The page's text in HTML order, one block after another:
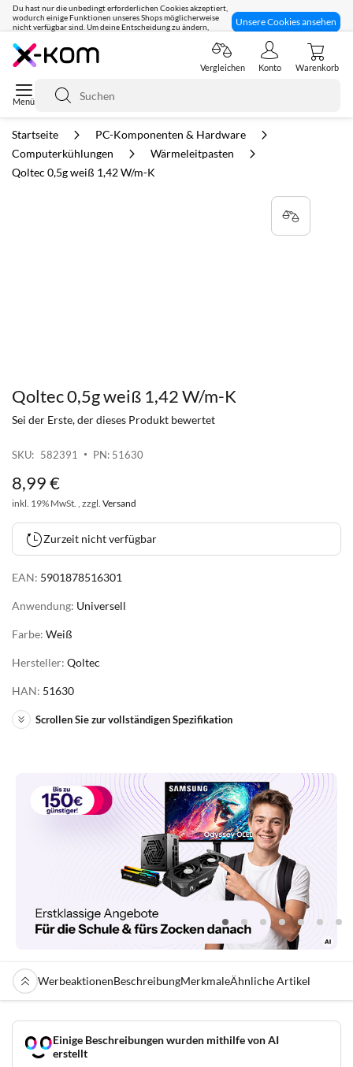
Du hast nur die unbedingt erforderlichen Cookies akzeptiert,
wodurch einige Funktionen unseres Shops möglicherweise
nicht verfügbar sind. Um deine Entscheidung zu ändern,
Unsere Cookies ansehen
Seit 8 Jahren für dich da!
Suche
Vergleichen Konto Warenkorb
Startseite
PC-Komponenten & Hardware
Computerkühlungen
Wärmeleitpasten
Qoltec 0,5g weiß 1,42 W/m-K
Qoltec 0,5g weiß 1,42 W/m-K
SKU 582391 PN: 51630
Sei der Erste, der dieses Produkt bewertet
EAN: 5901878516301
Anwendung: Universell
Farbe: Weiß
Hersteller: Qoltec
HAN: 51630
Scrollen Sie zur vollständigen Spezifikation
8,99€
inkl. 19% MwSt. , zzgl. Versand
Zurzeit nicht verfügbar
Zum
Bildgalerie
WerbeaktionenBeschreibungMerkmaleÄhnliche Artikel
Einige Beschreibungen wurden mithilfe von AI
erstellt